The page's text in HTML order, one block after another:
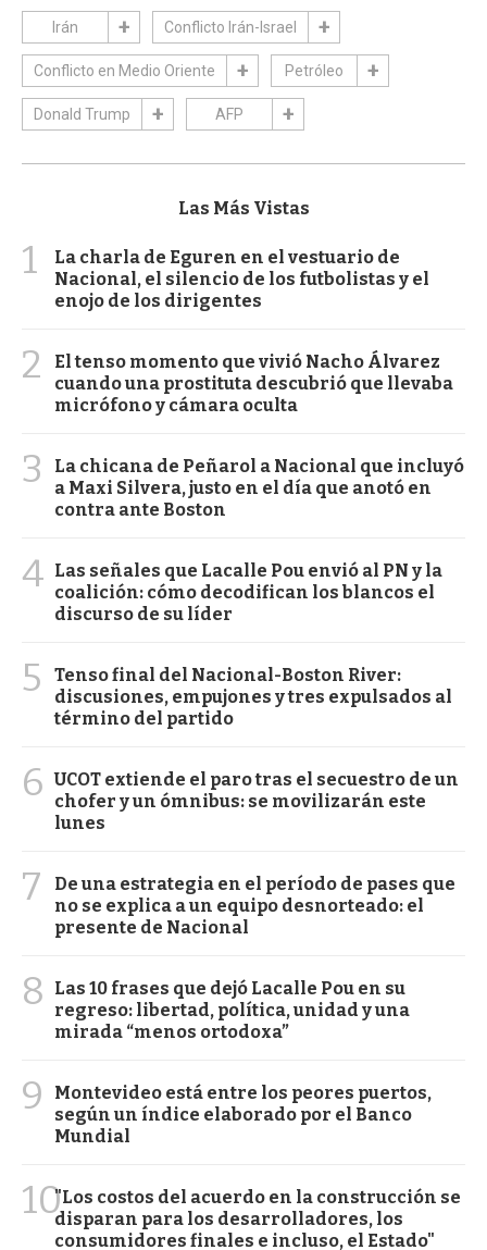
Irán Conflicto Irán-Israel
Conflicto en Medio Oriente Petróleo
Donald Trump AFP
Las Más Vistas
1
La charla de Eguren en el vestuario de
Nacional, el silencio de los futbolistas y el
enojo de los dirigentes
2
El tenso momento que vivió Nacho Álvarez
cuando una prostituta descubrió que llevaba
micrófono y cámara oculta
3
La chicana de Peñarol a Nacional que incluyó
a Maxi Silvera, justo en el día que anotó en
contra ante Boston
4 Las señales que Lacalle Pou envió al PN y la
coalición: cómo decodifican los blancos el
discurso de su líder
5
Tenso final del Nacional-Boston River:
discusiones, empujones y tres expulsados al
término del partido
6 UCOT extiende el paro tras el secuestro de un
chofer y un ómnibus: se movilizarán este
lunes
7
De una estrategia en el período de pases que
no se explica a un equipo desnorteado: el
presente de Nacional
8
Las 10 frases que dejó Lacalle Pou en su
regreso: libertad, política, unidad y una
mirada “menos ortodoxa”
9
Montevideo está entre los peores puertos,
según un índice elaborado por el Banco
Mundial
10"Los costos del acuerdo en la construcción se
disparan para los desarrolladores, los
consumidores finales e incluso, el Estado"